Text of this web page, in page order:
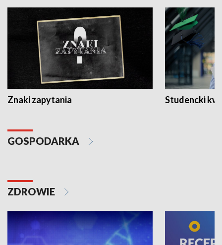
Znaki zapytania Studencki
GOSPODARKA
ZDROWIE